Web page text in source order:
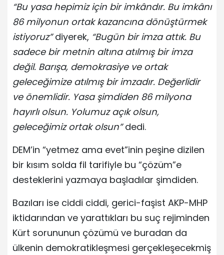
“Bu yasa hepimiz için bir imkândır. Bu imkânı
86 milyonun ortak kazancına dönüştürmek
istiyoruz”diyerek, “Bugün bir imza attık. Bu
sadece bir metnin altına atılmış bir imza
değil. Barışa, demokrasiye ve ortak
geleceğimize atılmış bir imzadır. Değerlidir
ve önemlidir. Yasa şimdiden 86 milyona
hayırlı olsun. Yolumuz açık olsun,
geleceğimiz ortak olsun”dedi.
DEM’in “yetmez ama evet”inin peşine dizilen
bir kısım solda fil tarifiyle bu “çözüm”e
desteklerini yazmaya başladılar şimdiden.
Bazıları ise ciddi ciddi, gerici-faşist AKP-MHP
iktidarından ve yarattıkları bu suç rejiminden
Kürt sorununun çözümü ve buradan da
ülkenin demokratikleşmesi gerçekleşecekmiş